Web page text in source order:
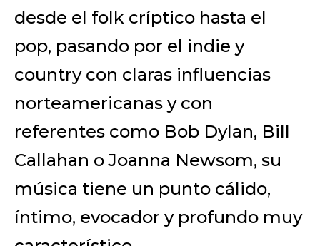
desde el folk críptico hasta el
pop, pasando por el indie y
country con claras influencias
norteamericanas y con
referentes como Bob Dylan, Bill
Callahan o Joanna Newsom, su
música tiene un punto cálido,
íntimo, evocador y profundo muy